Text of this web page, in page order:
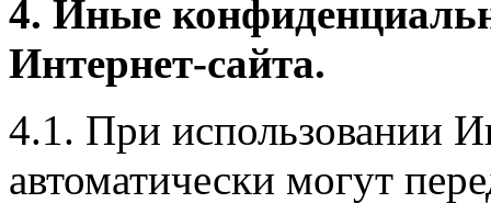
4. Иные
Интернет-сайта.
4.1. При использовании
автоматически могут